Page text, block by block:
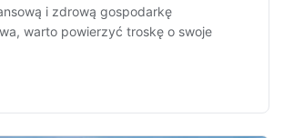
i zdrową gospodarkę
warto powierzyć troskę o swoje